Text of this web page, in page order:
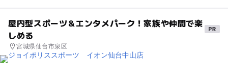
屋内型スポーツ＆エンタメパーク！家族や仲間で楽
しめる
宮城県仙台市泉区